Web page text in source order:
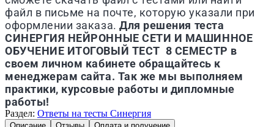
файл в письме на почте, которую указали при
оформлении заказа.Для решения теста
СИНЕРГИЯ НЕЙРОННЫЕ СЕТИ И МАШИННОЕ
ОБУЧЕНИЕ ИТОГОВЫЙ ТЕСТ 8 СЕМЕСТР в
своем личном кабинете обращайтесь к
менеджерам сайта. Так же мы выполняем
практики, курсовые работы и дипломные
работы!
Раздел: Ответы на тесты Синергия